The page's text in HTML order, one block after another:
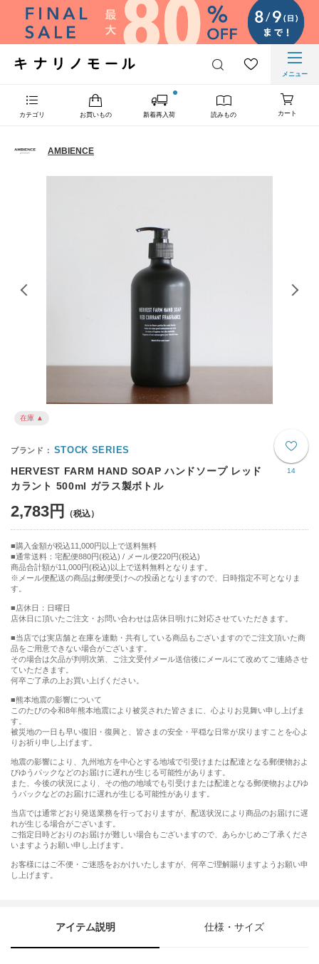
メニュー
カテゴリ お買いもの 新着再入荷 読みもの カート
AMBIENCE
在庫 ▲
14
STOCK SERIES
HERVEST FARM HAND SOAP ハンドソープ レッド
カラント 500ml ガラス製ボトル
2,783円
購入金額が税込11,000円以上で送料無料
通常送料：宅配便880円(税込) / メール便220円(税込)
商品合計額が11,000円(税込)以上で送料無料となります。
※メール便配送の商品は郵便受けへの投函となりますので、日時指定不可となりま
す。
■店休日：日曜日
店休日に頂いたご注文・お問い合わせは店休日明けに対応させていただきます。
■当店では実店舗と在庫を連動・共有している商品もございますのでご注文頂いた商
品をご用意できない場合がございます。
その場合は欠品が判明次第、ご注文受付メール送信後にメールにて改めてご連絡させ
ていただきます。
何卒ご了承の上お買い上げください。
■熊本地震の影響について
このたびの令和8年熊本地震により被災された皆さまに、心よりお見舞い申し上げま
す。
被災地の一日も早い復旧・復興と、皆さまの安全・平穏な日常が戻りますことを心よ
りお祈り申し上げます。
地震の影響により、九州地方を中心とする地域で引受けまたは配達となる郵便物およ
びゆうパックなどのお届けに遅れが生じる可能性があります。
また、今後の状況により、その他の地域でも引受けまたは配達となる郵便物およびゆ
うパックなどのお届けに遅れが生じる可能性があります。
当店では通常どおり発送業務を行っておりますが、配送状況により商品のお届けに遅
れが生じる場合がございます。
ご指定日時どおりのお届けが難しい場合もございますので、あらかじめご了承くださ
いますようお願い申し上げます。
お客様にはご不便・ご迷惑をおかけいたしますが、何卒ご理解賜りますようお願い申
し上げます。
アイテム説明 仕様・サイズ